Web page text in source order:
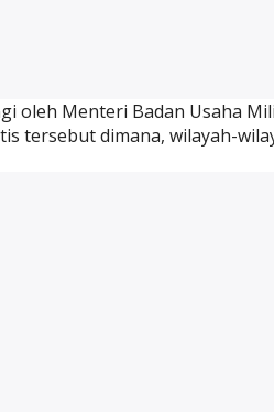
oleh Menteri Badan Usaha
tersebut dimana, wilayah-